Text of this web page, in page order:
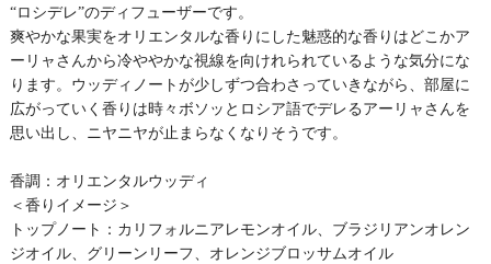
“ロシデレ”のディフューザーです。
爽やかな果実をオリエンタルな香りにした魅惑的な香りはどこかア
ーリャさんから冷ややかな視線を向けれられているような気分にな
ります。ウッディノートが少しずつ合わさっていきながら、部屋に
広がっていく香りは時々ボソッとロシア語でデレるアーリャさんを
思い出し、ニヤニヤが止まらなくなりそうです。
香調：オリエンタルウッディ
＜香りイメージ＞
トップノート：カリフォルニアレモンオイル、ブラジリアンオレン
ジオイル、グリーンリーフ、オレンジブロッサムオイル